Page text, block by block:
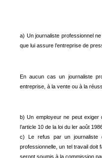
a) Un journaliste professionnel
que lui assure l’entreprise de
En aucun cas un journaliste
entreprise, à la vente ou à la
b) Un employeur ne peut exiger
l’article 10 de la loi du ler août
c) Le refus par un journaliste
professionnelle, un tel travail doit
seront soumis à la commission